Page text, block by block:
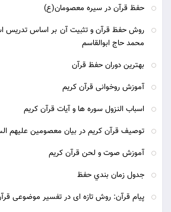
حفظ قرآن در سیره معصومان(ع)
روش حفظ قرآن و تثبیت آن بر اساس تدریس
محمد حاج ابوالقاسم
بهترين دوران حفظ قرآن
آموزش روخوانی قرآن کریم
اسباب النزول سوره ها و آیات قرآن کریم
توصیف قرآن کریم در بیان معصومین علیهم
آموزش صوت و لحن قرآن کریم
جدول زمان بندي حفظ
پيام قرآن: روش تازه ای در تفسير موضوعی